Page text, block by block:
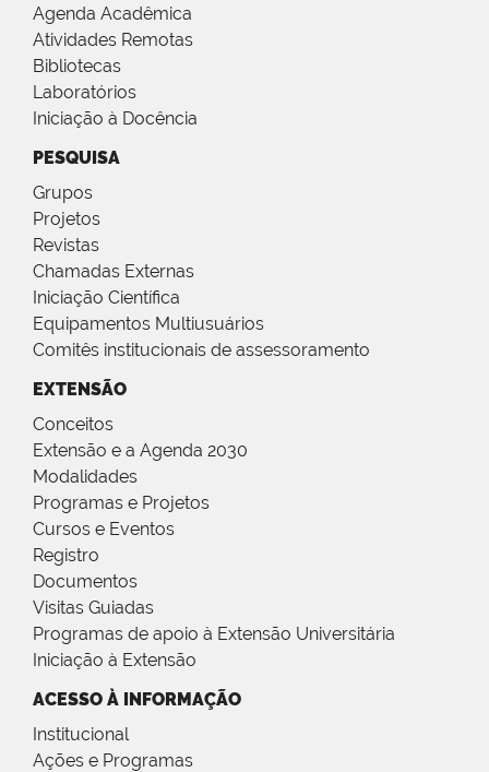
Agenda Acadêmica
Atividades Remotas
Bibliotecas
Laboratórios
Iniciação à Docência
PESQUISA
Grupos
Projetos
Revistas
Chamadas Externas
Iniciação Científica
Equipamentos Multiusuários
Comitês institucionais de assessoramento
EXTENSÃO
Conceitos
Extensão e a Agenda 2030
Modalidades
Programas e Projetos
Cursos e Eventos
Registro
Documentos
Visitas Guiadas
Programas de apoio à Extensão Universitária
Iniciação à Extensão
ACESSO À INFORMAÇÃO
Institucional
Ações e Programas